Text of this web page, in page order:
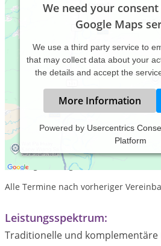
We need your
Google Maps
We use a third party service to
that may collect data about your
the details and accept the
More Information
Powered by Usercentrics
Platform
Praxiszeiten:
Montag - Freitag
Alle Termine nach vorheriger
Leistungsspektrum:
Traditionelle und komplementäre